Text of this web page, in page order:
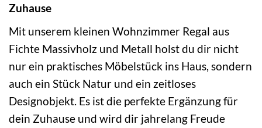
Zuhause
Mit unserem kleinen Wohnzimmer Regal aus
Fichte Massivholz und Metall holst du dir nicht
nur ein praktisches Möbelstück ins Haus, sondern
auch ein Stück Natur und ein zeitloses
Designobjekt. Es ist die perfekte Ergänzung für
dein Zuhause und wird dir jahrelang Freude